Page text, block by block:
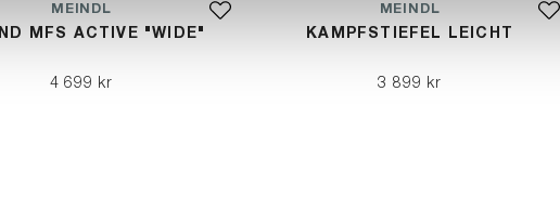
MEINDL
MFS ACTIVE "WIDE"
4 699 kr
MEINDL
KAMPFSTIEFEL LEICHT
3 899 kr